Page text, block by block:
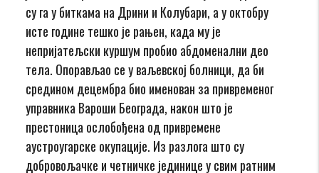
су га у биткама на Дрини и Колубари, а у октобру
исте године тешко је рањен, када му је
непријатељски куршум пробио абдоменални део
тела. Опорављао се у ваљевској болници, да би
средином децембра био именован за привременог
управника Вароши Београда, након што је
престоница ослобођена од привремене
аустроугарске окупације. Из разлога што су
добровољачке и четничке јединице у свим ратним